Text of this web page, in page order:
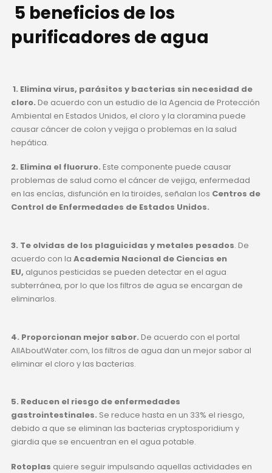
5 beneficios de los
purificadores de agua
1. Elimina virus, parásitos y bacterias sin necesidad de
cloro. De acuerdo con un estudio de la Agencia de Protección
Ambiental en Estados Unidos, el cloro y la cloramina puede
causar cáncer de colon y vejiga o problemas en la salud
hepática.
2. Elimina el fluoruro. Este componente puede causar
problemas de salud como el cáncer de vejiga, enfermedad
en las encías, disfunción en la tiroides, señalan los Centros de
Control de Enfermedades de Estados Unidos.
3. Te olvidas de los plaguicidas y metales pesados. De
acuerdo con la Academia Nacional de Ciencias en
EU, algunos pesticidas se pueden detectar en el agua
subterránea, por lo que los filtros de agua se encargan de
eliminarlos.
4. Proporcionan mejor sabor. De acuerdo con el portal
AllAboutWater.com, los filtros de agua dan un mejor sabor al
eliminar el cloro y las bacterias.
5. Reducen el riesgo de enfermedades
gastrointestinales. Se reduce hasta en un 33% el riesgo,
debido a que se eliminan las bacterias cryptosporidium y
giardia que se encuentran en el agua potable.
Rotoplas quiere seguir impulsando aquellas actividades en